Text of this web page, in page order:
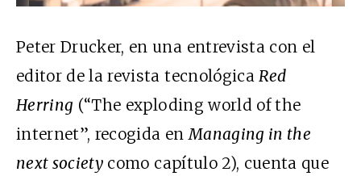
Peter Drucker, en una entrevista con el
editor de la revista tecnológicaRed
Herring (“The exploding world of the
internet”, recogida enManaging in the
next society como capítulo 2), cuenta que